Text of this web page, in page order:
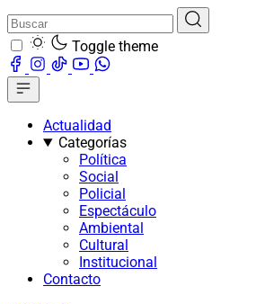
Toggle theme
Actualidad
Categorías
Política
Social
Policial
Espectáculo
Ambiental
Cultural
Institucional
Contacto